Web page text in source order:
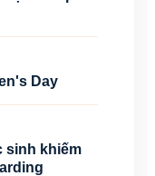
Day
sinh khiếm